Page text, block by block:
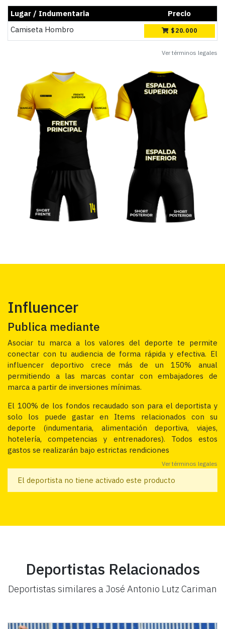
Lugar / Indumentaria
Precio
Camiseta Hombro
$ 20.000
Ver términos legales
Influencer
Publica mediante
Asociar tu marca a los valores del deporte te permite
conectar con tu audiencia de forma rápida y efectiva. El
influencer deportivo crece más de un 150% anual
permitiendo a las marcas contar con embajadores de
marca a partir de inversiones mínimas.
El 100% de los fondos recaudado son para el deportista y
solo los puede gastar en Items relacionados con su
deporte (indumentaria, alimentación deportiva, viajes,
hotelería, competencias y entrenadores). Todos estos
gastos se realizarán bajo estrictas rendiciones
Ver términos legales
El deportista no tiene activado este producto
Deportistas Relacionados
Deportistas similares a José Antonio Lutz Cariman